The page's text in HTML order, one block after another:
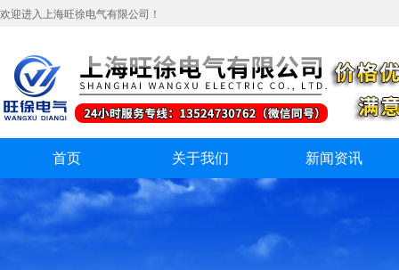
欢迎进入上海旺徐电气有限公司！
首页 关于我们 新闻资讯